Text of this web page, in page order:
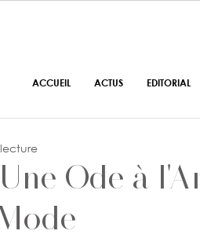
Ode à
ACCUEIL ACTUS EDITORIAL